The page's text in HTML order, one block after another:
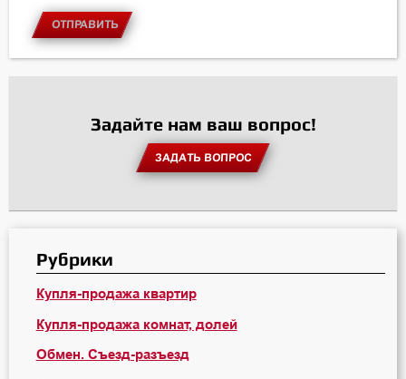
ОТПРАВИТЬ
Задайте нам ваш вопрос!
ЗАДАТЬ ВОПРОС
Рубрики
Купля-продажа квартир
Купля-продажа комнат, долей
Обмен. Съезд-разъезд